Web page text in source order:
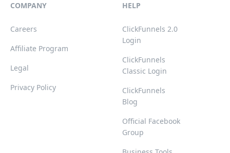
COMPANY
Careers
Affiliate Program
Legal
Privacy Policy
HELP
ClickFunnels 2.0
Login
ClickFunnels
Classic Login
ClickFunnels
Blog
Official Facebook
Group